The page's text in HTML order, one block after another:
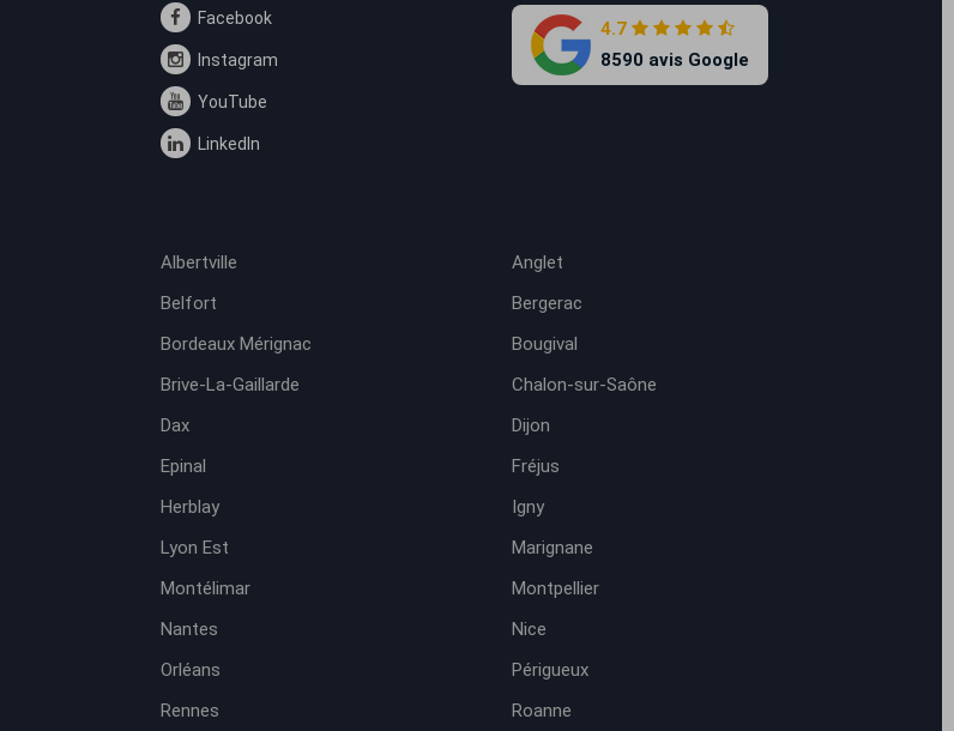
Facebook
Instagram
YouTube
LinkedIn
4.7
8590 avis Google
Albertville
Anglet
Belfort
Bergerac
Bordeaux Mérignac
Bougival
Brive-La-Gaillarde
Chalon-sur-Saône
Dax
Dijon
Epinal
Fréjus
Herblay
Igny
Lyon Est
Marignane
Montélimar
Montpellier
Nantes
Nice
Orléans
Périgueux
Rennes Roanne